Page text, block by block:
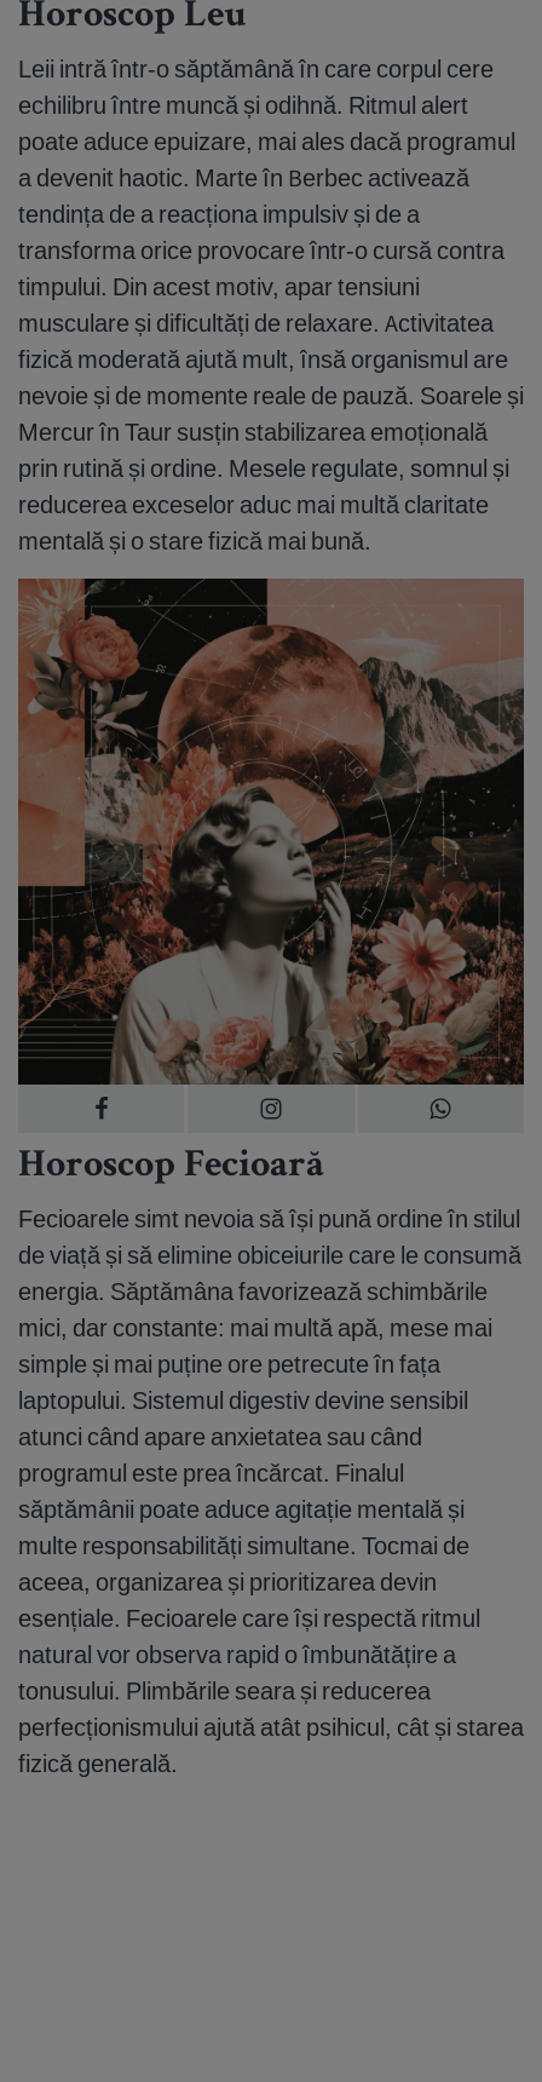
Horoscop Leu
Leii intră într-o săptămână în care corpul cere
echilibru între muncă și odihnă. Ritmul alert
poate aduce epuizare, mai ales dacă programul
a devenit haotic. Marte în Berbec activează
tendința de a reacționa impulsiv și de a
transforma orice provocare într-o cursă contra
timpului. Din acest motiv, apar tensiuni
musculare și dificultăți de relaxare. Activitatea
fizică moderată ajută mult, însă organismul are
nevoie și de momente reale de pauză. Soarele și
Mercur în Taur susțin stabilizarea emoțională
prin rutină și ordine. Mesele regulate, somnul și
reducerea exceselor aduc mai multă claritate
mentală și o stare fizică mai bună.
Horoscop Fecioară
Fecioarele simt nevoia să își pună ordine în stilul
de viață și să elimine obiceiurile care le consumă
energia. Săptămâna favorizează schimbările
mici, dar constante: mai multă apă, mese mai
simple și mai puține ore petrecute în fața
laptopului. Sistemul digestiv devine sensibil
atunci când apare anxietatea sau când
programul este prea încărcat. Finalul
săptămânii poate aduce agitație mentală și
multe responsabilități simultane. Tocmai de
aceea, organizarea și prioritizarea devin
esențiale. Fecioarele care își respectă ritmul
natural vor observa rapid o îmbunătățire a
tonusului. Plimbările seara și reducerea
perfecționismului ajută atât psihicul, cât și starea
fizică generală.